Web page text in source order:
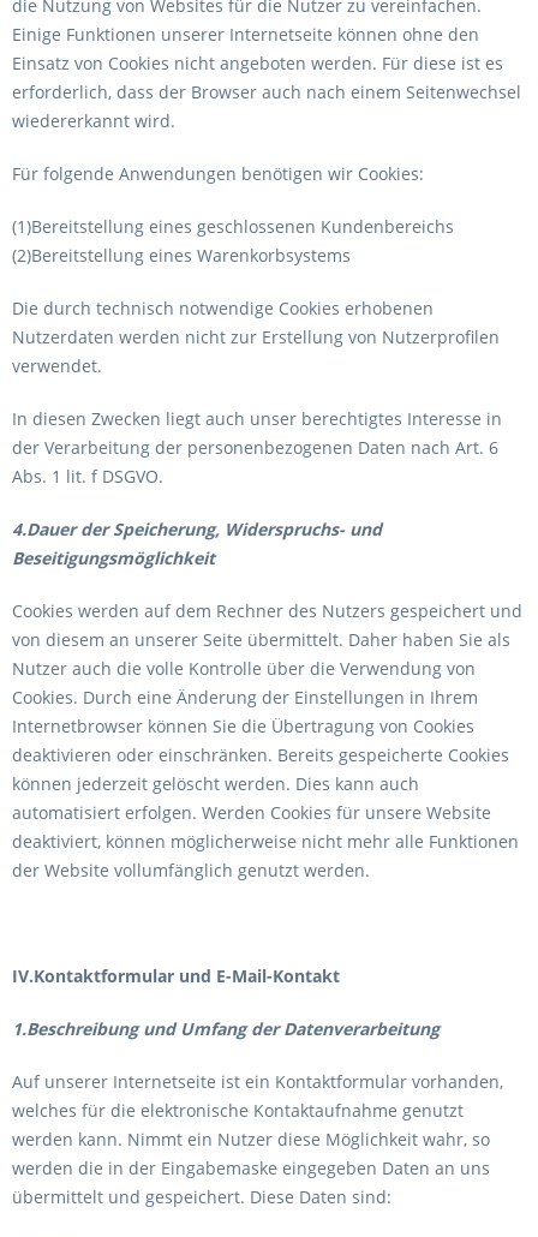
die Nutzung von Websites für die Nutzer zu vereinfachen.
Einige Funktionen unserer Internetseite können ohne den
Einsatz von Cookies nicht angeboten werden. Für diese ist es
erforderlich, dass der Browser auch nach einem Seitenwechsel
wiedererkannt wird.
Für folgende Anwendungen benötigen wir Cookies:
(1)Bereitstellung eines geschlossenen Kundenbereichs
(2)Bereitstellung eines Warenkorbsystems
Die durch technisch notwendige Cookies erhobenen
Nutzerdaten werden nicht zur Erstellung von Nutzerprofilen
verwendet.
In diesen Zwecken liegt auch unser berechtigtes Interesse in
der Verarbeitung der personenbezogenen Daten nach Art. 6
Abs. 1 lit. f DSGVO.
4.Dauer der Speicherung, Widerspruchs- und
Beseitigungsmöglichkeit
Cookies werden auf dem Rechner des Nutzers gespeichert und
von diesem an unserer Seite übermittelt. Daher haben Sie als
Nutzer auch die volle Kontrolle über die Verwendung von
Cookies. Durch eine Änderung der Einstellungen in Ihrem
Internetbrowser können Sie die Übertragung von Cookies
deaktivieren oder einschränken. Bereits gespeicherte Cookies
können jederzeit gelöscht werden. Dies kann auch
automatisiert erfolgen. Werden Cookies für unsere Website
deaktiviert, können möglicherweise nicht mehr alle Funktionen
der Website vollumfänglich genutzt werden.
IV.Kontaktformular und E-Mail-Kontakt
1.Beschreibung und Umfang der Datenverarbeitung
Auf unserer Internetseite ist ein Kontaktformular vorhanden,
welches für die elektronische Kontaktaufnahme genutzt
werden kann. Nimmt ein Nutzer diese Möglichkeit wahr, so
werden die in der Eingabemaske eingegeben Daten an uns
übermittelt und gespeichert. Diese Daten sind: